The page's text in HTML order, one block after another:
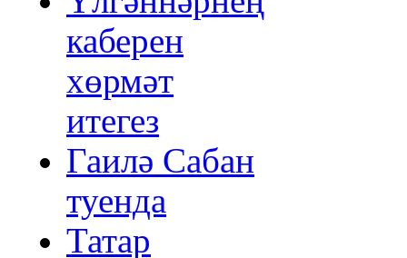
каберен
хөрмәт
итегез
Гаилә Сабан
туенда
Татар